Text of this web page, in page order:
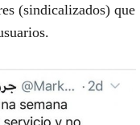
(sindicalizados) que